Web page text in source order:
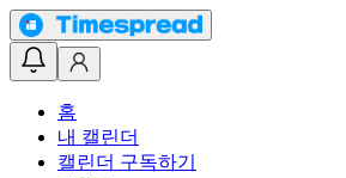
홈
내 캘린더
캘린더 구독하기